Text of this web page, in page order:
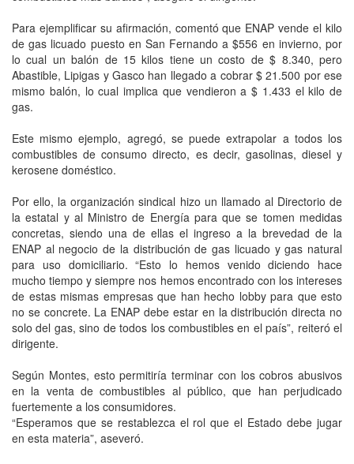
Para ejemplificar su afirmación, comentó que ENAP vende el kilo
de gas licuado puesto en San Fernando a $556 en invierno, por
lo cual un balón de 15 kilos tiene un costo de $ 8.340, pero
Abastible, Lipigas y Gasco han llegado a cobrar $ 21.500 por ese
mismo balón, lo cual implica que vendieron a $ 1.433 el kilo de
gas.
Este mismo ejemplo, agregó, se puede extrapolar a todos los
combustibles de consumo directo, es decir, gasolinas, diesel y
kerosene doméstico.
Por ello, la organización sindical hizo un llamado al Directorio de
la estatal y al Ministro de Energía para que se tomen medidas
concretas, siendo una de ellas el ingreso a la brevedad de la
ENAP al negocio de la distribución de gas licuado y gas natural
para uso domiciliario. “Esto lo hemos venido diciendo hace
mucho tiempo y siempre nos hemos encontrado con los intereses
de estas mismas empresas que han hecho lobby para que esto
no se concrete. La ENAP debe estar en la distribución directa no
solo del gas, sino de todos los combustibles en el país”, reiteró el
dirigente.
Según Montes, esto permitiría terminar con los cobros abusivos
en la venta de combustibles al público, que han perjudicado
fuertemente a los consumidores.
“Esperamos que se restablezca el rol que el Estado debe jugar
en esta materia”, aseveró.